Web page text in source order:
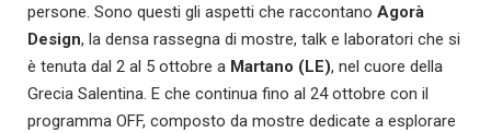
persone. Sono questi gli aspetti che raccontano Agorà
Design, la densa rassegna di mostre, talk e laboratori che si
è tenuta dal 2 al 5 ottobre a Martano (LE), nel cuore della
Grecia Salentina. E che continua fino al 24 ottobre con il
programma OFF, composto da mostre dedicate a esplorare